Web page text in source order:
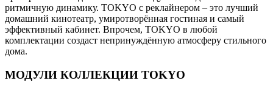
ритмичную динамику. TOKYO с реклайнером – это лучший
домашний кинотеатр, умиротворённая гостиная и самый
эффективный кабинет. Впрочем, TOKYO в любой
комплектации создаст непринуждённую атмосферу стильного
дома.
МОДУЛИ КОЛЛЕКЦИИ TOKYO